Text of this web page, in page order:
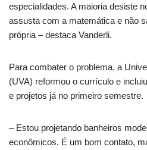
especialidades. A maioria desiste
assusta com a matemática e não
própria – destaca Vanderli.
Para combater o problema, a
(UVA) reformou o currículo e
e projetos já no primeiro semestre.
– Estou projetando banheiros
econômicos. É um bom contato,